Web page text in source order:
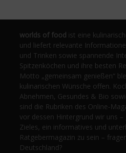
worlds of food ist eine
und liefert relevante
und Trinken sowie spannende
Spitzenköchen und ihre besten
Motto „gemeinsam genießen“
kulinarischen Wünsche offen.
Abnehmen, Gesundes & Bio
sind die Rubriken des Online-
vor dessen Hintergrund wir uns –
Zieles, ein informatives und
Ratgebermagazin zu sein –
Deutschland?